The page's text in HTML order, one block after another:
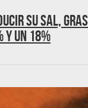
su sal,
un 18%